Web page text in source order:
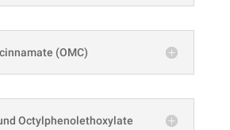
(OMC)
Octylphenolethoxylate